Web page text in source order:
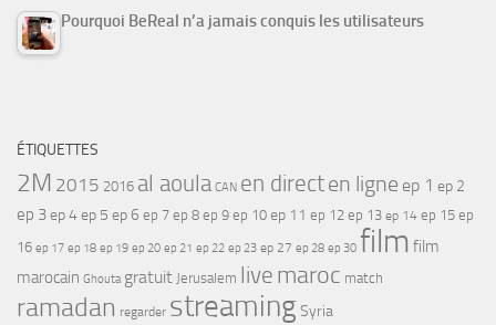
Pourquoi BeReal n’a jamais conquis les utilisateurs
ÉTIQUETTES
2M 2015 2016 al aoula CAN en directen ligne ep 1 ep 2
ep 3ep 4ep 5 ep 6 ep 7 ep 8 ep 9 ep 10 ep 11 ep 12 ep 13 ep 14 ep 15 ep
16 ep 17 ep 18 ep 19 ep 20 ep 21 ep 22 ep 23 ep 27 ep 28 ep 30 film film
marocain Ghouta gratuit Jerusalem live maroc match
ramadan regarder streamingSyria